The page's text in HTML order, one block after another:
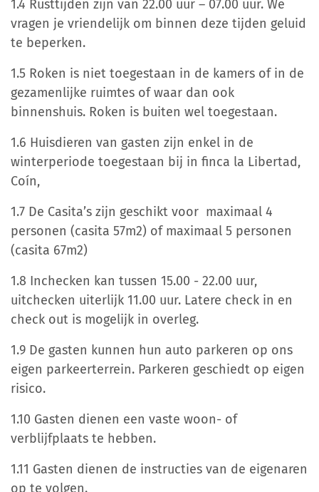
1.4 Rusttijden zijn van 22.00 uur – 07.00 uur. We
vragen je vriendelijk om binnen deze tijden geluid
te beperken.
1.5 Roken is niet toegestaan in de kamers of in de
gezamenlijke ruimtes of waar dan ook
binnenshuis. Roken is buiten wel toegestaan.
1.6 Huisdieren van gasten zijn enkel in de
winterperiode toegestaan bij in finca la Libertad,
Coín,
1.7 De Casita’s zijn geschikt voor maximaal 4
personen (casita 57m2) of maximaal 5 personen
(casita 67m2)
1.8 Inchecken kan tussen 15.00 - 22.00 uur,
uitchecken uiterlijk 11.00 uur. Latere check in en
check out is mogelijk in overleg.
1.9 De gasten kunnen hun auto parkeren op ons
eigen parkeerterrein. Parkeren geschiedt op eigen
risico.
1.10 Gasten dienen een vaste woon- of
verblijfplaats te hebben.
1.11 Gasten dienen de instructies van de eigenaren
op te volgen.